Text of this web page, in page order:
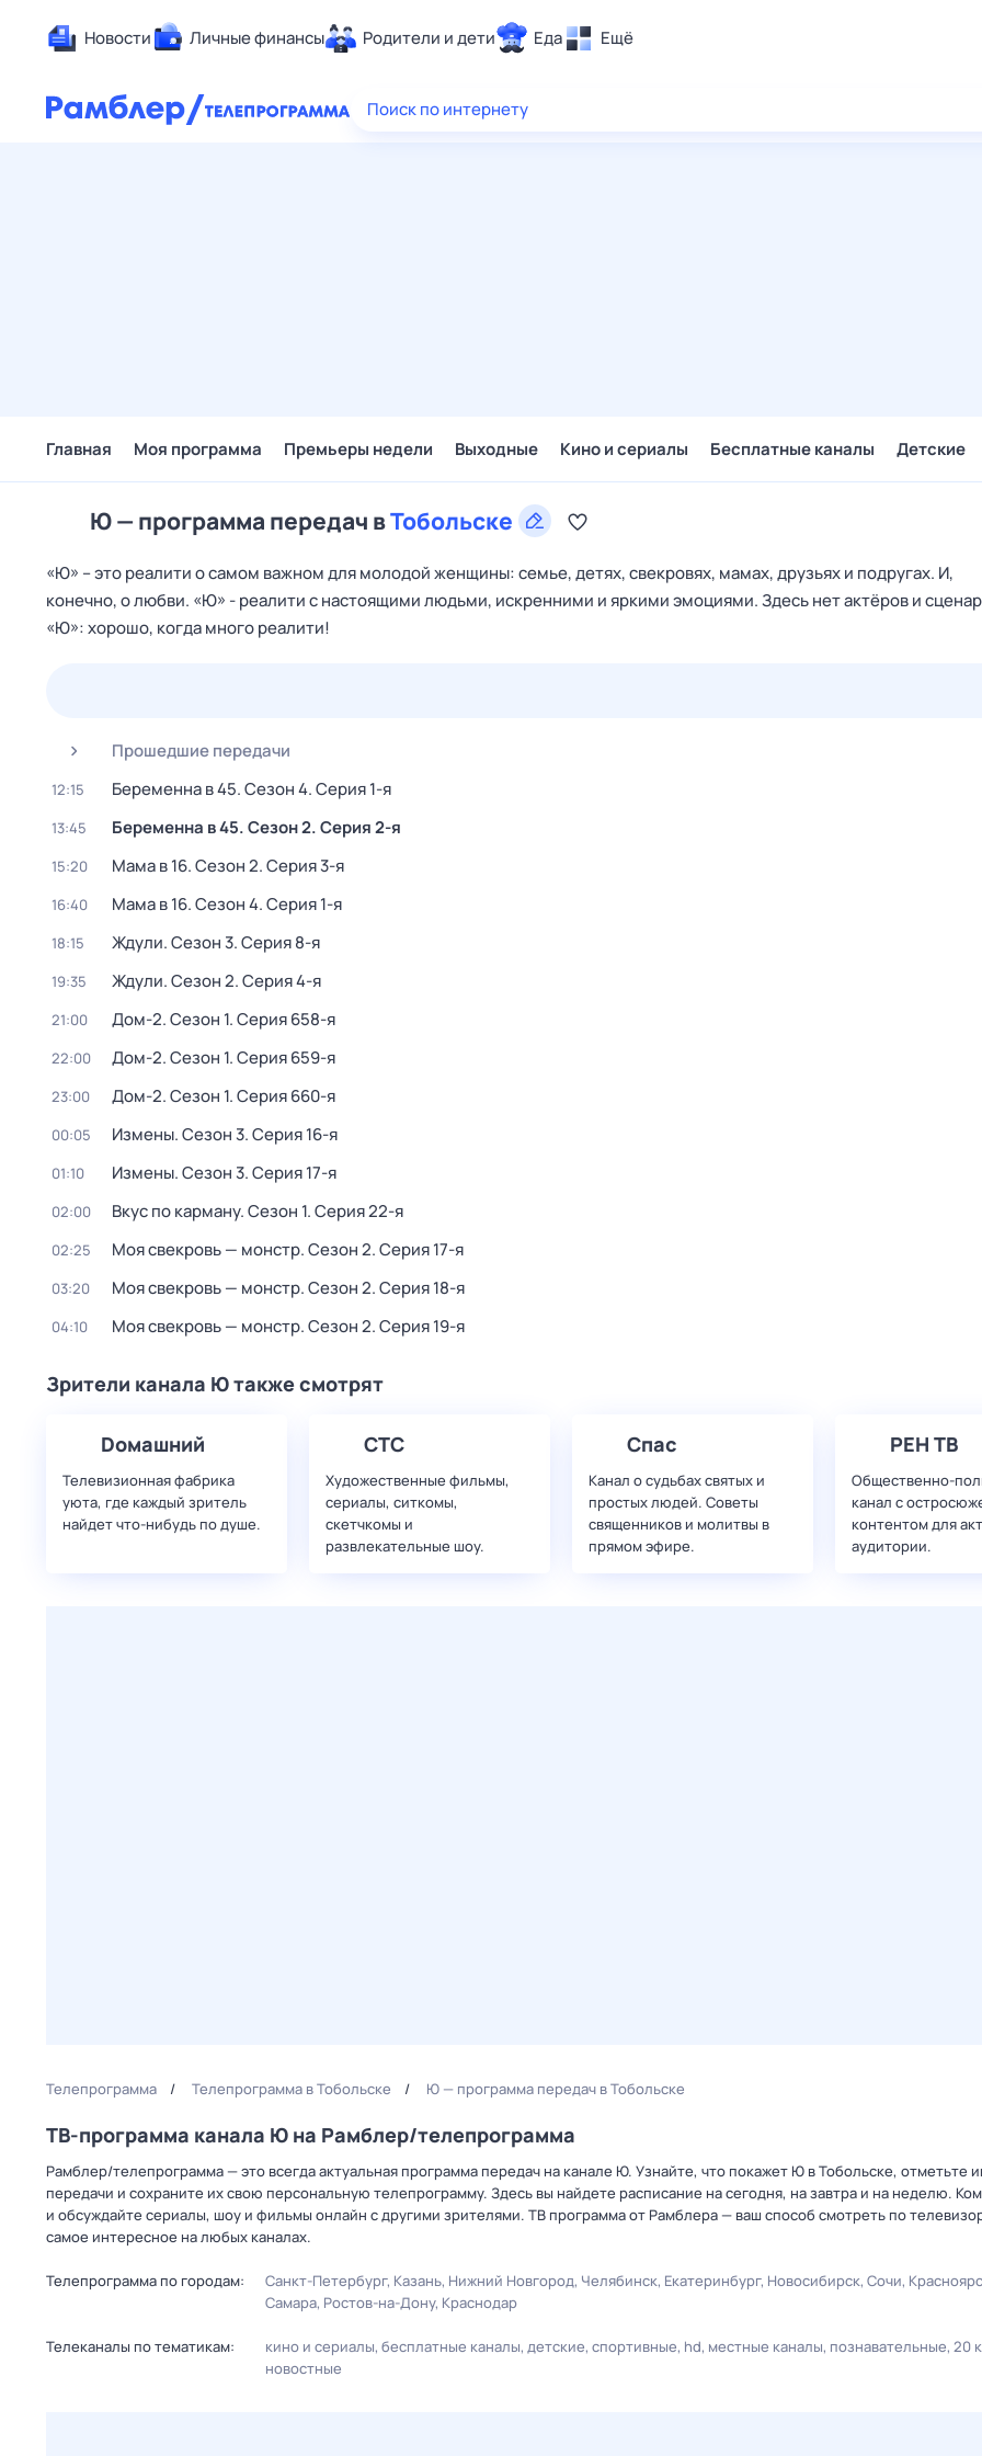
Новости Личные финансы Родители и дети Еда Ещё
Здоровье
Поиск по интернету
Главная Моя программа Премьеры недели Выходные Кино и сериалы Бесплатные каналы Детские
Ю — программа передач вТобольске
«Ю» – это реалити о самом важном для молодой женщины: семье, детях, свекровях, мамах, друзьях и подругах. И,
конечно, о любви. «Ю» - реалити с настоящими людьми, искренними и яркими эмоциями. Здесь нет актёров и
«Ю»: хорошо, когда много реалити!
Прошедшие передачи
12:15 Беременна в 45. Сезон 4. Серия 1-я
13:45 Беременна в 45. Сезон 2. Серия 2-я
15:20 Мама в 16. Сезон 2. Серия 3-я
16:40 Мама в 16. Сезон 4. Серия 1-я
18:15 Ждули. Сезон 3. Серия 8-я
19:35 Ждули. Сезон 2. Серия 4-я
21:00 Дом-2. Сезон 1. Серия 658-я
22:00 Дом-2. Сезон 1. Серия 659-я
23:00 Дом-2. Сезон 1. Серия 660-я
00:05 Измены. Сезон 3. Серия 16-я
01:10 Измены. Сезон 3. Серия 17-я
02:00 Вкус по карману. Сезон 1. Серия 22-я
02:25 Моя свекровь — монстр. Сезон 2. Серия 17-я
03:20 Моя свекровь — монстр. Сезон 2. Серия 18-я
04:10 Моя свекровь — монстр. Сезон 2. Серия 19-я
Зрители канала Ю также смотрят
Dомашний
Телевизионная фабрика
уюта, где каждый зритель
найдет что‑нибудь по душе.
СТС
Художественные фильмы,
сериалы, ситкомы,
скетчкомы и
развлекательные шоу.
Спас
Канал о судьбах святых и
простых людей. Советы
священников и молитвы в
прямом эфире.
РЕН ТВ
Общественно-
канал с
контентом для
аудитории.
Телепрограмма Телепрограмма в Тобольске Ю — программа передач в Тобольске
ТВ-программа канала Ю на Рамблер/телепрограмма
Рамблер/телепрограмма — это всегда актуальная программа передач на канале Ю. Узнайте, что покажет Ю в Тобольске, отметьте
передачи и сохраните их свою персональную телепрограмму. Здесь вы найдете расписание на сегодня, на завтра и на неделю.
и обсуждайте сериалы, шоу и фильмы онлайн с другими зрителями. ТВ программа от Рамблера — ваш способ смотреть по
самое интересное на любых каналах.
Телепрограмма по городам: Санкт-Петербург Казань Нижний Новгород Челябинск Екатеринбург Новосибирск Сочи
Самара Ростов-на-Дону Краснодар
Телеканалы по тематикам: кино и сериалы бесплатные каналы детские спортивные hd местные каналы познавательные 20
новостные